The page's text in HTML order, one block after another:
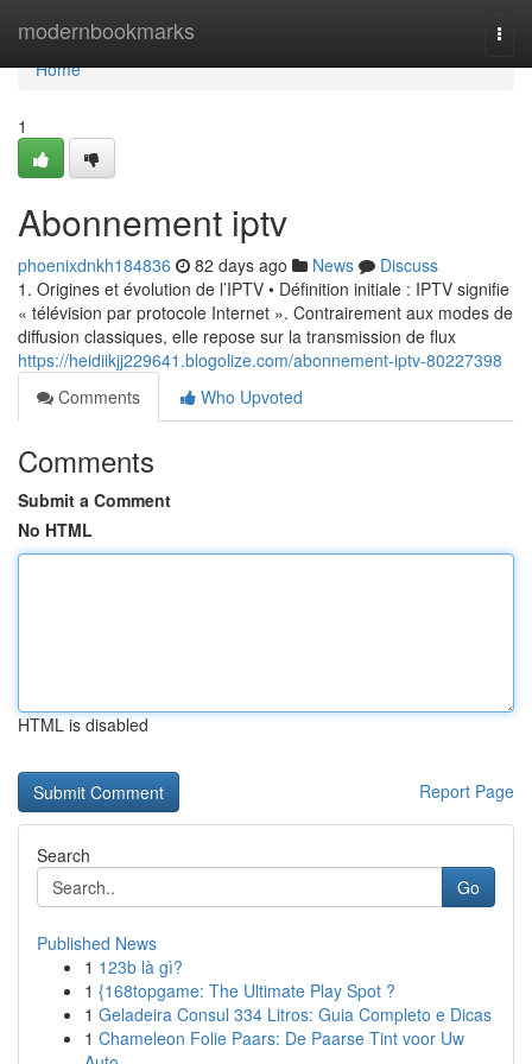
modernbookmarks
Home
Home
1
Abonnement iptv
phoenixdnkh184836 82 days ago News
Discuss
1. Origines et évolution de l’IPTV • Définition initiale : IPTV signifie
« télévision par protocole Internet ». Contrairement aux modes de
diffusion classiques, elle repose sur la transmission de flux
https://heidiikjj229641.blogolize.com/abonnement-iptv-80227398
Comments
Who Upvoted
Comments
Submit a Comment
No HTML
HTML is disabled
Report Page
Search
Go
Published News
1 123b là gì?
1 {168topgame: The Ultimate Play Spot ?
1 Geladeira Consul 334 Litros: Guia Completo e Dicas
1 Chameleon Folie Paars: De Paarse Tint voor Uw